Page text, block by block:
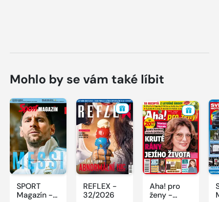
Mohlo by se vám také líbit
SPORT
Magazín -
REFLEX -
32/2026
Aha! pro
ženy -